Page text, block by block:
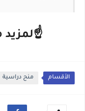
الأقسام منح دراسية